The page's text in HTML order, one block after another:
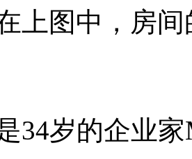
上图中，房
34岁的企业家